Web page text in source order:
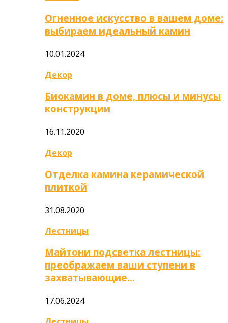
Огненное искусство в вашем доме:
выбираем идеальный камин
10.01.2024
Декор
Биокамин в доме, плюсы и минусы
конструкции
16.11.2020
Декор
Отделка камина керамической
плиткой
31.08.2020
Лестницы
Майтони подсветка лестницы:
преображаем ваши ступени в
захватывающие…
17.06.2024